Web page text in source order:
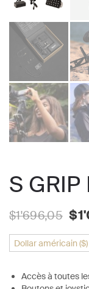
S GRIP
$1'696,05 Le
$
Dollar américain ($)
Accès à toutes